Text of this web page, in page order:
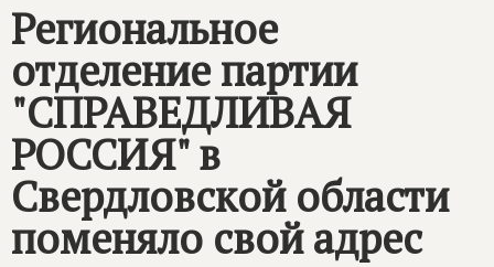
Региональное
отделение партии
"СПРАВЕДЛИВАЯ
РОССИЯ" в
Свердловской области
поменяло свой адрес